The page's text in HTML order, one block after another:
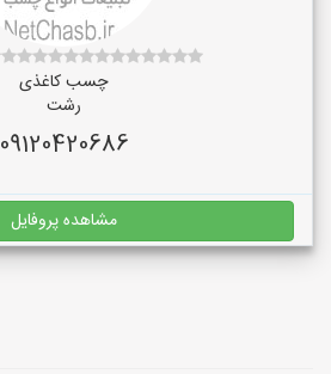
چسب کاغذی
رشت
09120420686
مشاهده پروفایل